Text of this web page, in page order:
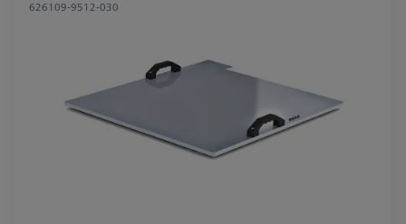
626109-9512-030